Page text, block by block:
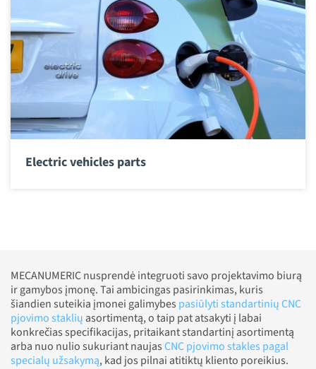
Electric vehicles parts
MECANUMERIC nusprendė integruoti savo projektavimo biurą
ir gamybos įmonę. Tai ambicingas pasirinkimas, kuris
šiandien suteikia įmonei galimybes pasiūlyti standartinių CNC
pjovimo staklių asortimentą, o taip pat atsakyti į labai
konkrečias specifikacijas, pritaikant standartinį asortimentą
arba nuo nulio sukuriant naujasCNC pjovimo stakles pagal
specialų užsakymą, kad jos pilnai atitiktų kliento poreikius.